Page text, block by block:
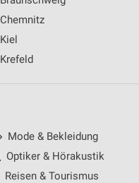
Chemnitz
Kiel
Krefeld
Mode & Bekleidung
Optiker & Hörakustik
Reisen & Tourismus